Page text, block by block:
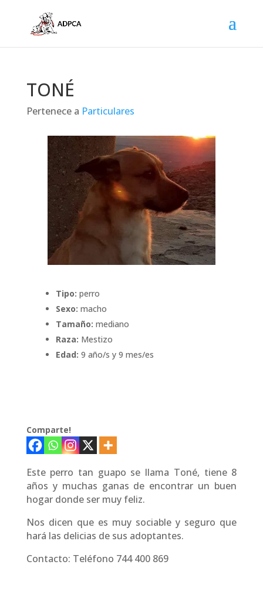
TONÉ
Pertenece a Particulares
Tipo: perro
Sexo: macho
Tamaño: mediano
Raza: Mestizo
Edad: 9 año/s y 9 mes/es
Comparte!
Este perro tan guapo se llama Toné, tiene 8
años y muchas ganas de encontrar un buen
hogar donde ser muy feliz.
Nos dicen que es muy sociable y seguro que
hará las delicias de sus adoptantes.
Contacto: Teléfono 744 400 869